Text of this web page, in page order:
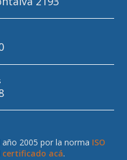
2005 por la norma ISO
certificado acá.